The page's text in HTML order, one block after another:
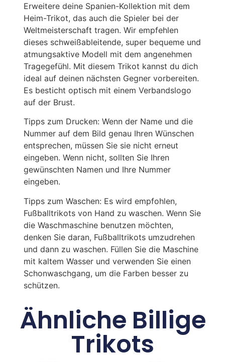
Erweitere deine Spanien-Kollektion mit dem
Heim-Trikot, das auch die Spieler bei der
Weltmeisterschaft tragen. Wir empfehlen
dieses schweißableitende, super bequeme und
atmungsaktive Modell mit dem angenehmen
Tragegefühl. Mit diesem Trikot kannst du dich
ideal auf deinen nächsten Gegner vorbereiten.
Es besticht optisch mit einem Verbandslogo
auf der Brust.
Tipps zum Drucken: Wenn der Name und die
Nummer auf dem Bild genau Ihren Wünschen
entsprechen, müssen Sie sie nicht erneut
eingeben. Wenn nicht, sollten Sie Ihren
gewünschten Namen und Ihre Nummer
eingeben.
Tipps zum Waschen: Es wird empfohlen,
Fußballtrikots von Hand zu waschen. Wenn Sie
die Waschmaschine benutzen möchten,
denken Sie daran, Fußballtrikots umzudrehen
und dann zu waschen. Füllen Sie die Maschine
mit kaltem Wasser und verwenden Sie einen
Schonwaschgang, um die Farben besser zu
schützen.
Ähnliche Billige
Trikots